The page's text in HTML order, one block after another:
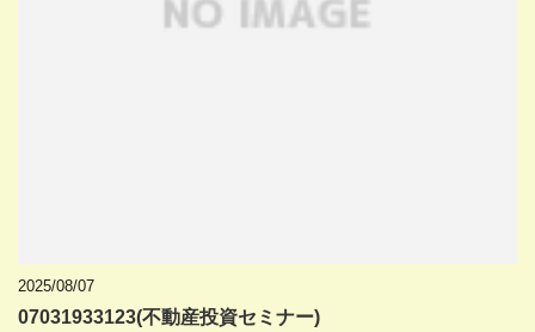
2025/08/07
07031933123(不動産投資セミナー)